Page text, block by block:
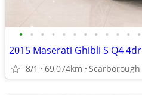
• • • • • • • • • • • •
2015 Maserati Ghibli S Q4 4dr
8/1 69,074km Scarborough